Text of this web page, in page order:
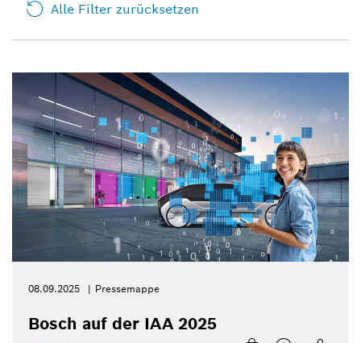
Alle Filter zurücksetzen
08.09.2025 Pressemappe
Bosch auf der IAA 2025